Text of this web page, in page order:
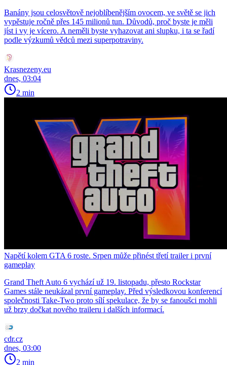
Banány jsou celosvětově nejoblíbenějším ovocem, ve světě se jich
vypěstuje ročně přes 145 milionů tun. Důvodů, proč byste je měli
jíst i vy je vícero. A neměli byste vyhazovat ani slupku, i ta se řadí
podle výzkumů vědců mezi superpotraviny.
Krasnezeny.eu
dnes, 03:04
2 min
Napětí kolem GTA 6 roste. Srpen může přinést třetí trailer i první
gameplay
Grand Theft Auto 6 vychází už 19. listopadu, přesto Rockstar
Games stále neukázal první gameplay. Před výsledkovou konferencí
společnosti Take-Two proto sílí spekulace, že by se fanoušci mohli
už brzy dočkat nového traileru i dalších informací.
cdr.cz
dnes, 03:00
2 min